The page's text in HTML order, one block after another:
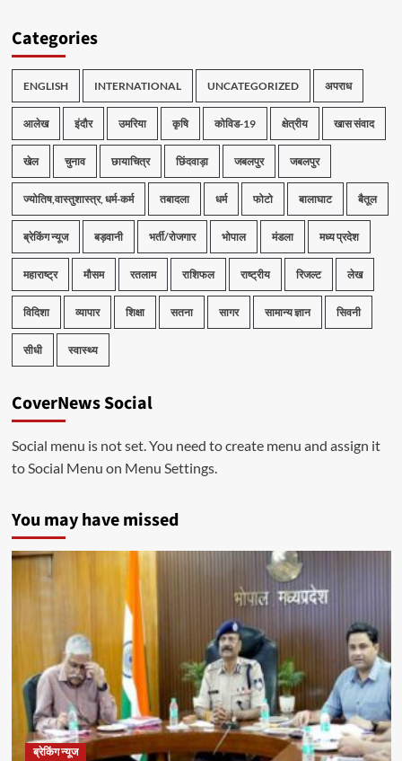
Categories
ENGLISH INTERNATIONAL UNCATEGORIZED अपराध
आलेख इंदौर उमरिया कृषि कोविड-19 क्षेत्रीय खास संवाद
खेल चुनाव छायाचित्र छिंदवाड़ा जबलपुर जबलपुर
ज्योतिष,वास्तुशास्त्र, धर्म-कर्म तबादला धर्म फोटो बालाघाट बैतूल
ब्रेकिंग न्यूज बड़वानी भर्ती/रोजगार भोपाल मंडला मध्य प्रदेश
महाराष्ट्र मौसम रतलाम राशिफल राष्ट्रीय रिजल्ट लेख
विदिशा व्यापार शिक्षा सतना सागर सामान्य ज्ञान सिवनी
सीधी स्वास्थ्य
CoverNews Social
Social menu is not set. You need to create menu and assign it
to Social Menu on Menu Settings.
You may have missed
ब्रेकिंग न्यूज